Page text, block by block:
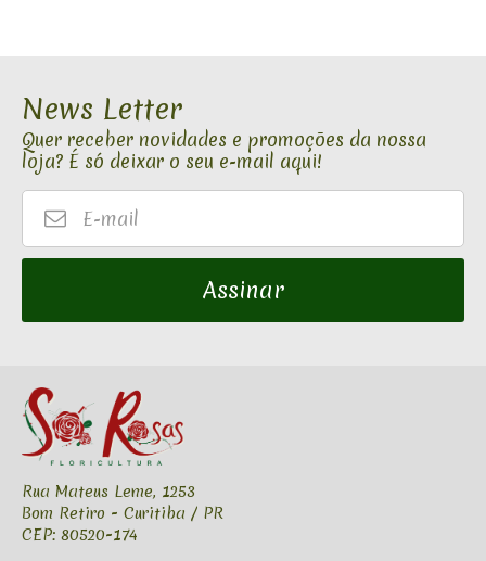
News Letter
Quer receber novidades e promoções da nossa
loja? É só deixar o seu e-mail aqui!
E-
Assinar
Rua Mateus Leme, 1253
Bom Retiro - Curitiba / PR
CEP: 80520-174